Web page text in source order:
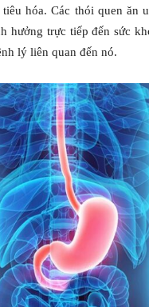
hóa. Các thói quen ăn
hưởng trực tiếp đến sức
lý liên quan đến nó.